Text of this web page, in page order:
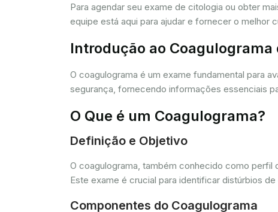
Para agendar seu exame de citologia ou obter
equipe está aqui para ajudar e fornecer o melhor
Introdução ao Coagulograma
O coagulograma é um exame fundamental para
segurança, fornecendo informações essenciais
O Que é um Coagulograma?
Definição e Objetivo
O coagulograma, também conhecido como perfil
Este exame é crucial para identificar distúrbios
Componentes do Coagulograma